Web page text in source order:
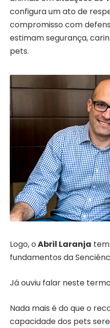
configura um ato de
compromisso com
estimam segurança,
pets.
Logo, oAbril Laranja
fundamentos da
Já ouviu falar neste
Nada mais é do que o
capacidade dos pets